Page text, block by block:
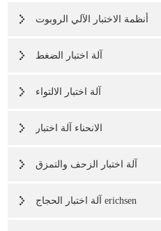
أنظمة الاختبار الآلي الروبوت
آلة اختبار الضغط
آلة اختبار الالتواء
الانحناء آلة اختبار
آلة اختبار الزحف والتمزق
آلة اختبار الحجاج erichsen